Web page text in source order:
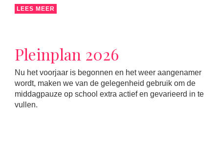
LEES MEER
Pleinplan 2026
Nu het voorjaar is begonnen en het weer aangenamer
wordt, maken we van de gelegenheid gebruik om de
middagpauze op school extra actief en gevarieerd in te
vullen.